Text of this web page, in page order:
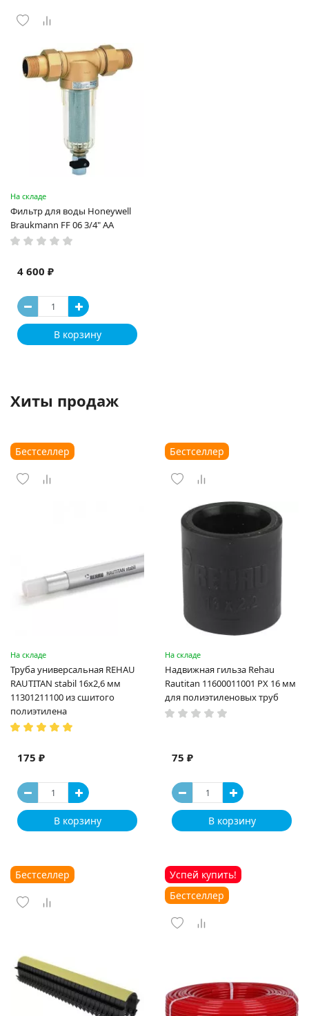
На складе
Фильтр для воды Honeywell
Braukmann FF 06 3/4" АА
4 600 ₽
В корзину
Хиты продаж
Бестселлер
На складе
Труба универсальная REHAU
RAUTITAN stabil 16х2,6 мм
11301211100 из сшитого
полиэтилена
175 ₽
В корзину
Бестселлер
На складе
Надвижная гильза Rehau
Rautitan 11600011001 PX 16 мм
для полиэтиленовых труб
75 ₽
В корзину
Бестселлер
Успей купить!
Бестселлер